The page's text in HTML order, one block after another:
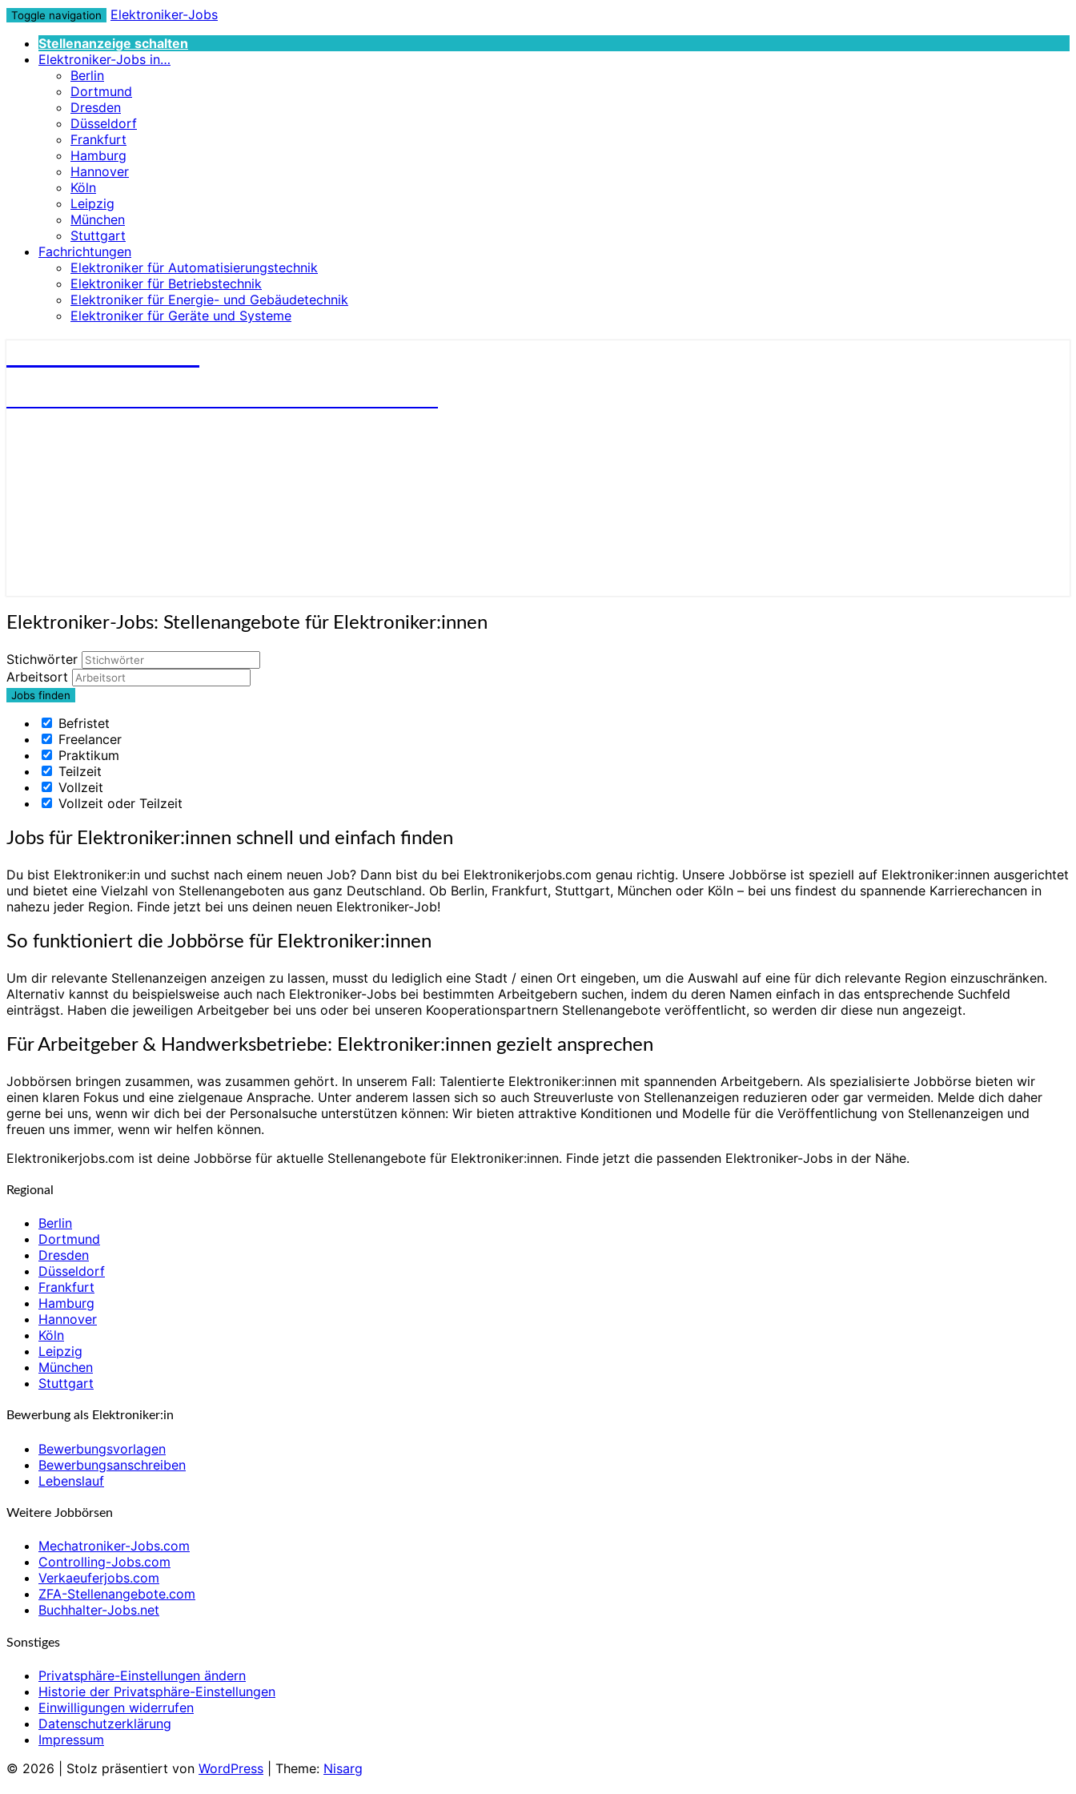
Toggle navigation
Elektroniker-Jobs
Stellenanzeige schalten
Elektroniker-Jobs in…
Berlin
Dortmund
Dresden
Düsseldorf
Frankfurt
Hamburg
Hannover
Köln
Leipzig
München
Stuttgart
Fachrichtungen
Elektroniker für Automatisierungstechnik
Elektroniker für Betriebstechnik
Elektroniker für Energie- und Gebäudetechnik
Elektroniker für Geräte und Systeme
Elektroniker-
Stellenangebote
für
Elektroniker:innen
Elektroniker-Jobs: Stellenangebote für Elektroniker:innen
Stichwörter
Arbeitsort
Befristet
Freelancer
Praktikum
Teilzeit
Vollzeit
Vollzeit oder Teilzeit
Jobs für Elektroniker:innen schnell und einfach finden
Du bist Elektroniker:in und suchst nach einem neuen Job? Dann bist du bei Elektronikerjobs.com genau richtig. Unsere Jobbörse ist speziell auf Elektroniker:innen ausgerichtet
und bietet eine Vielzahl von Stellenangeboten aus ganz Deutschland. Ob Berlin, Frankfurt, Stuttgart, München oder Köln – bei uns findest du spannende Karrierechancen in
nahezu jeder Region. Finde jetzt bei uns deinen neuen Elektroniker-Job!
So funktioniert die Jobbörse für Elektroniker:innen
Um dir relevante Stellenanzeigen anzeigen zu lassen, musst du lediglich eine Stadt / einen Ort eingeben, um die Auswahl auf eine für dich relevante Region einzuschränken.
Alternativ kannst du beispielsweise auch nach Elektroniker-Jobs bei bestimmten Arbeitgebern suchen, indem du deren Namen einfach in das entsprechende Suchfeld
einträgst. Haben die jeweiligen Arbeitgeber bei uns oder bei unseren Kooperationspartnern Stellenangebote veröffentlicht, so werden dir diese nun angezeigt.
Für Arbeitgeber & Handwerksbetriebe: Elektroniker:innen gezielt ansprechen
Jobbörsen bringen zusammen, was zusammen gehört. In unserem Fall: Talentierte Elektroniker:innen mit spannenden Arbeitgebern. Als spezialisierte Jobbörse bieten wir
einen klaren Fokus und eine zielgenaue Ansprache. Unter anderem lassen sich so auch Streuverluste von Stellenanzeigen reduzieren oder gar vermeiden. Melde dich daher
gerne bei uns, wenn wir dich bei der Personalsuche unterstützen können: Wir bieten attraktive Konditionen und Modelle für die Veröffentlichung von Stellenanzeigen und
freuen uns immer, wenn wir helfen können.
Elektronikerjobs.com ist deine Jobbörse für aktuelle Stellenangebote für Elektroniker:innen. Finde jetzt die passenden Elektroniker-Jobs in der Nähe.
Regional
Berlin
Dortmund
Dresden
Düsseldorf
Frankfurt
Hamburg
Hannover
Köln
Leipzig
München
Stuttgart
Bewerbung als Elektroniker:in
Bewerbungsvorlagen
Bewerbungsanschreiben
Lebenslauf
Weitere Jobbörsen
Mechatroniker-Jobs.com
Controlling-Jobs.com
Verkaeuferjobs.com
ZFA-Stellenangebote.com
Buchhalter-Jobs.net
Sonstiges
Privatsphäre-Einstellungen ändern
Historie der Privatsphäre-Einstellungen
Einwilligungen widerrufen
Datenschutzerklärung
Impressum
© 2026
Stolz präsentiert von WordPress Theme: Nisarg